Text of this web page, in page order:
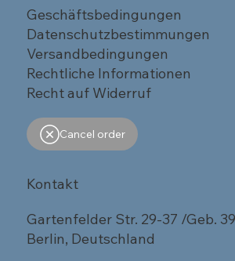
Geschäftsbedingungen
Datenschutzbestimmungen
Versandbedingungen
Rechtliche Informationen
Recht auf Widerruf
Cancel order
Kontakt
Gartenfelder Str. 29-37 /Geb.
Berlin, Deutschland